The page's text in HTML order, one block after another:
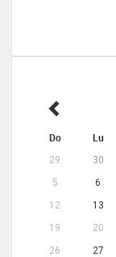
Do Lu
29 30
5
6
12
13
19
20
26
27